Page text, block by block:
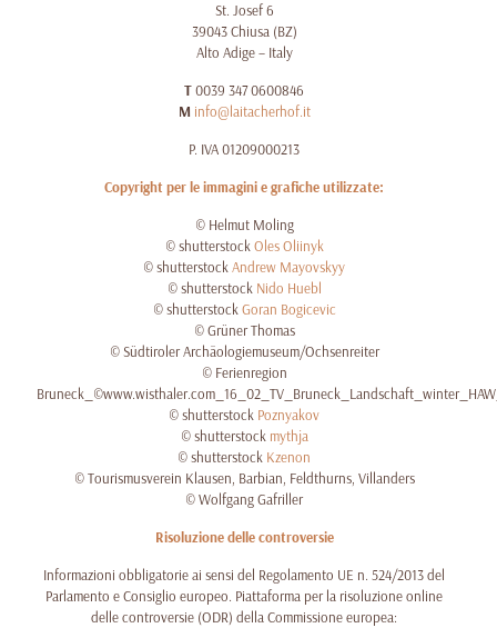
St. Josef 6
39043 Chiusa (BZ)
Alto Adige – Italy
T0039 347 0600846
M info@laitacherhof.it
P. IVA 01209000213
Copyright per le immagini e grafiche utilizzate:
© Helmut Moling
© shutterstock Oles Oliinyk
© shutterstockAndrew Mayovskyy
© shutterstock Nido Huebl
© shutterstock Goran Bogicevic
© Grüner Thomas
© Südtiroler Archäologiemuseum/Ochsenreiter
© Ferienregion
© shutterstock Poznyakov
© shutterstock mythja
© shutterstock Kzenon
© Tourismusverein Klausen, Barbian, Feldthurns, Villanders
© Wolfgang Gafriller
Risoluzione delle controversie
Informazioni obbligatorie ai sensi del Regolamento UE n. 524/2013 del
Parlamento e Consiglio europeo. Piattaforma per la risoluzione online
delle controversie (ODR) della Commissione europea: